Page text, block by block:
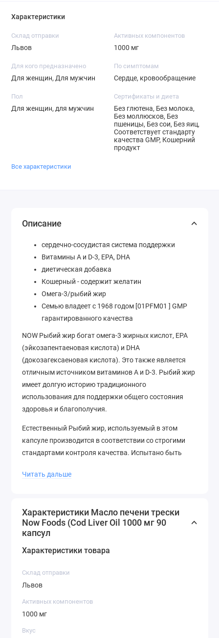
Характеристики
Склад отправки
Львов
Активных компонентов
1000 мг
Для кого предназначено
Для женщин, Для мужчин
По симптомам
Сердце, кровообращение
Пол
Для женщин, для мужчин
Сертификаты и диета
Без глютена, Без молока,
Без моллюсков, Без
пшеницы, Без сои, Без яиц,
Соответствует стандарту
качества GMP, Кошерний
продукт
Все характеристики
Описание
сердечно-сосудистая система поддержки
Витамины A и D-3, EPA, DHA
диетическая добавка
Кошерный - содержит желатин
Омега-3/рыбий жир
Семью владеет с 1968 годом [01PFM01 ] GMP
гарантированного качества
NOW Рыбий жир богат омега-3 жирных кислот, EPA
(эйкозапентаеновая кислота) и DHA
(докозагексаеновая кислота). Это также является
отличным источником витаминов А и D-3. Рыбий жир
имеет долгую историю традиционного
использования для поддержки общего состояния
здоровья и благополучия.
Естественный Рыбий жир, используемый в этом
капсуле производится в соответствии со строгими
стандартами контроля качества. Испытано быть
загрязняющих веществ ПХД, диоксинов и ртути и
Этот дополнительный продукт сила имеет более
Рыбий жир (1000 мг на капсулу), чем наш Рыбий жир
650 мг продукта мягкого геля.
Рекомендации по применению
Принимать по 1 капсуле в день с едой.
Другие ингредиенты
Читать дальше
Характеристики Масло печени трески
Now Foods (Cod Liver Oil 1000 мг 90
капсул
Характеристики товара
Склад отправки
Львов
Активных компонентов
1000 мг
Вкус